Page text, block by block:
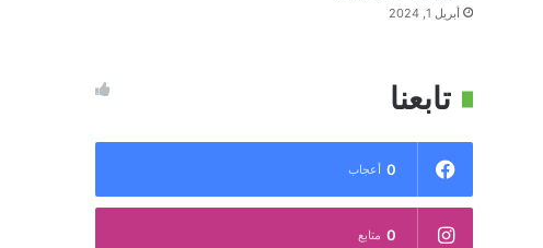
أبريل 1, 2024
تابعنا
0 أعجاب
0 متابع